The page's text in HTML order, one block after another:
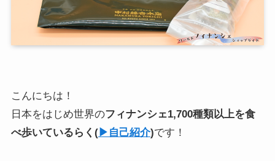
こんにちは！
日本をはじめ世界のフィナンシェ1,700種類以上を食
べ歩いている らく (▶︎自己紹介)です！